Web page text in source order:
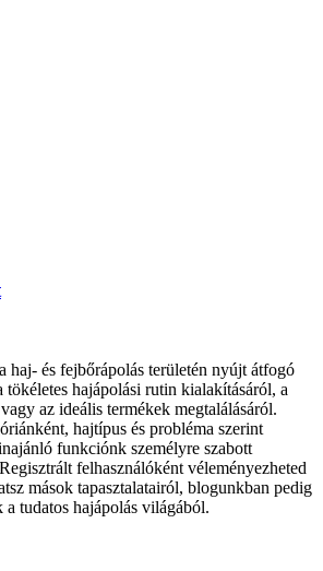
haj- és fejbőrápolás területén nyújt átfogó
tökéletes hajápolási rutin kialakításáról, a
az ideális termékek megtalálásáról.
hajtípus és probléma szerint
funkciónk személyre szabott
felhasználóként véleményezheted
mások tapasztalatairól, blogunkban pedig
tudatos hajápolás világából.